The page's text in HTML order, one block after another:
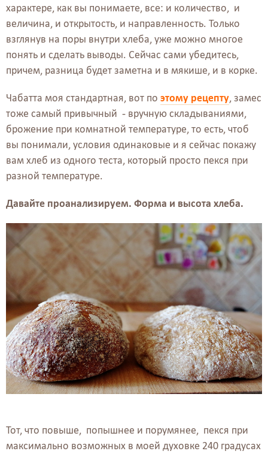
характере, как вы понимаете, все: и количество, и
величина, и открытость, и направленность. Только
взглянув на поры внутри хлеба, уже можно многое
понять и сделать выводы. Сейчас сами убедитесь,
причем, разница будет заметна и в мякише, и в корке.
Чабатта моя стандартная, вот по этому рецепту, замес
тоже самый привычный - вручную складываниями,
брожение при комнатной температуре, то есть, чтоб
вы понимали, условия одинаковые и я сейчас покажу
вам хлеб из одного теста, который просто пекся при
разной температуре.
Давайте проанализируем. Форма и высота хлеба.
Тот, что повыше, попышнее и порумянее, пекся при
максимально возможных в моей духовке 240 градусах